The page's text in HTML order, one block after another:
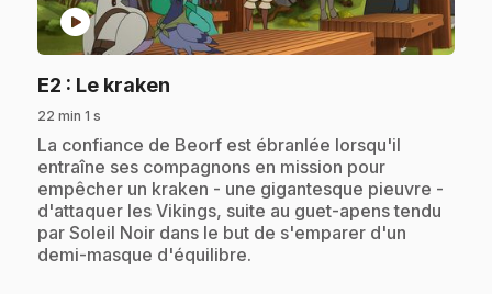
play_circle
E2 : Le kraken
22 min 1 s
.La confiance de Beorf est ébranlée lorsqu'il
entraîne ses compagnons en mission pour
empêcher un kraken - une gigantesque pieuvre -
d'attaquer les Vikings, suite au guet-apens tendu
par Soleil Noir dans le but de s'emparer d'un
demi-masque d'équilibre.